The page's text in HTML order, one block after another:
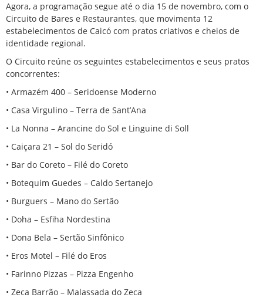
Agora, a programação segue até o dia 15 de novembro, com o
Circuito de Bares e Restaurantes, que movimenta 12
estabelecimentos de Caicó com pratos criativos e cheios de
identidade regional.
O Circuito reúne os seguintes estabelecimentos e seus pratos
concorrentes:
• Armazém 400 – Seridoense Moderno
• Casa Virgulino – Terra de Sant’Ana
• La Nonna – Arancine do Sol e Linguine di Soll
• Caiçara 21 – Sol do Seridó
• Bar do Coreto – Filé do Coreto
• Botequim Guedes – Caldo Sertanejo
• Burguers – Mano do Sertão
• Doha – Esfiha Nordestina
• Dona Bela – Sertão Sinfônico
• Eros Motel – Filé do Eros
• Farinno Pizzas – Pizza Engenho
• Zeca Barrão – Malassada do Zeca